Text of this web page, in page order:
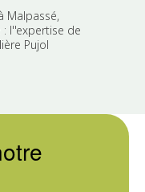
Malpassé,
: l''expertise de
Pujol